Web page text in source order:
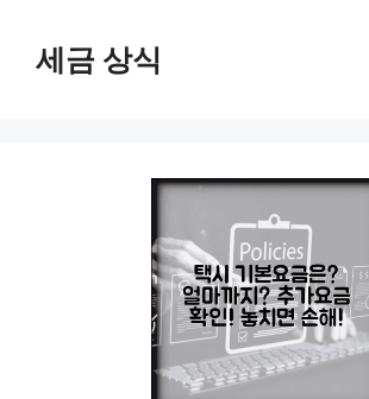
세금 상식